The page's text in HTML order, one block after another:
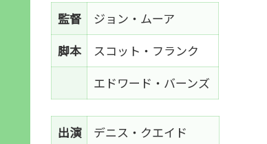
監督
ジョン・ムーア
脚本
スコット・フランク
エドワード・バーンズ
出演
デニス・クエイド